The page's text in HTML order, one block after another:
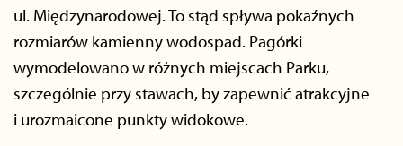
ul. Międzynarodowej. To stąd spływa pokaźnych
rozmiarów kamienny wodospad. Pagórki
wymodelowano w różnych miejscach Parku,
szczególnie przy stawach, by zapewnić atrakcyjne
i urozmaicone punkty widokowe.